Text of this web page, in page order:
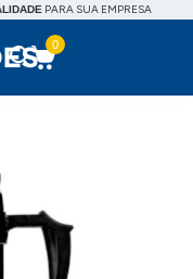
PARA SUA EMPRESA
0